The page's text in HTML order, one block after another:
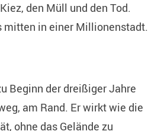
den Müll und den Tod.
mitten in einer Millionenstadt.
Beginn der dreißiger Jahre
am Rand. Er wirkt wie die
ohne das Gelände zu